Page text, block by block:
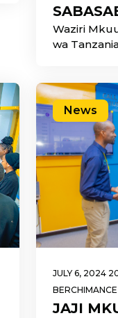
Waziri
wa
News
JULY 6, 2024
BERCHIMANCE
JAJI